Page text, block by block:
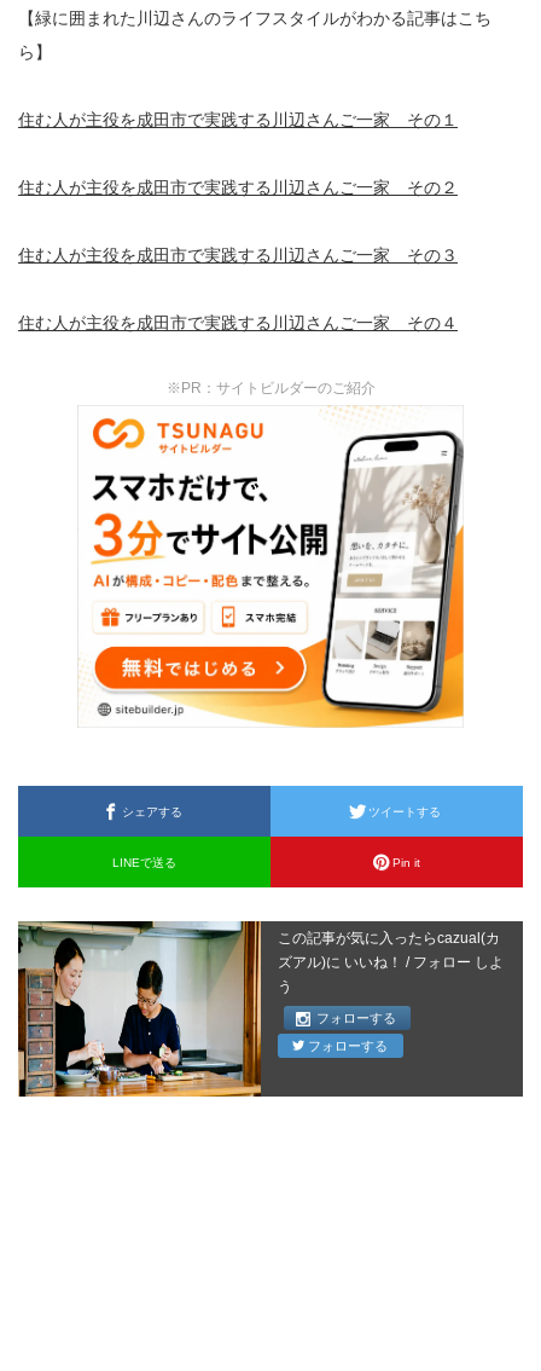
【緑に囲まれた川辺さんのライフスタイルがわかる記事はこち
ら】
住む人が主役を成田市で実践する川辺さんご一家 その１
住む人が主役を成田市で実践する川辺さんご一家 その２
住む人が主役を成田市で実践する川辺さんご一家 その３
住む人が主役を成田市で実践する川辺さんご一家 その４
※PR：サイトビルダーのご紹介
シェアする ツイートする
LINEで送る Pin it
この記事が気に入ったらcazual(カ
ズアル)に いいね！ / フォロー しよ
う
フォローする
フォローする